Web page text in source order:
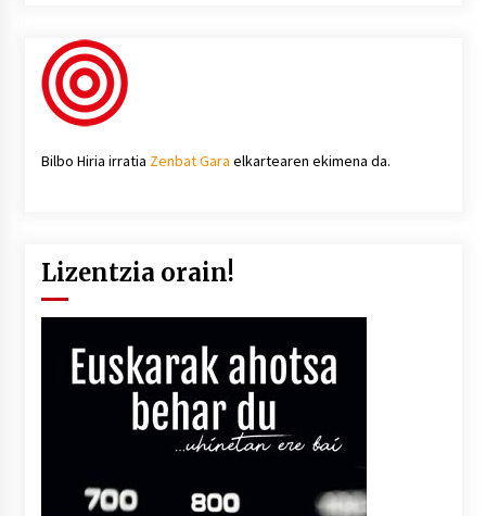
Bilbo Hiria irratia Zenbat Gara elkartearen ekimena da.
Lizentzia orain!